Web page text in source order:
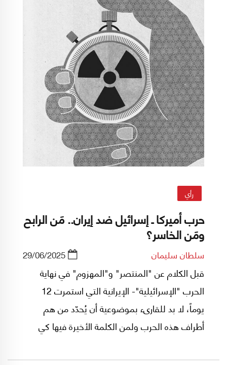
زنزانة إبستين والمرور عليها كل نصف ساعة. وفى
غضون أسبوع من وفاته، حكم الطبيب الشرعى بأن
إبستين انتحر! وهو ما رفضه محامو إبستين وشقيقه
الوحيد مارك. ويؤكد مارك أن هناك تسترا، وأن
المسئولين الأمريكيين يخبئون الحقيقة. كما قال
لصحيفة «واشنطن بوست» إن أخاه قال له إن
بإمكانه قلب انتخابات عام 2016 بسبب ما يعرفه عن
كل من دونالد ترامب وهيلارى كلينتون، وقال «إذا
قلت ما أعرفه عن كلا المرشحين، فسيتعين عليهما
رأي
حرب أميركا ـ إسرائيل ضد إيران.. مَن الرابح
ومَن الخاسر؟
سلطان سليمان 29/06/2025
قبل الكلام عن "المنتصر" و"المهزوم" في نهاية
الحرب "الإسرائيلية"- الإيرانية التي استمرت 12
يوماً، لا بد للقارىء بموضوعية أن يُحدّد من هم
أطراف هذه الحرب ولمن الكلمة الأخيرة فيها كي
بالامكان استشراف المرحلة المقبلة من الصراع في